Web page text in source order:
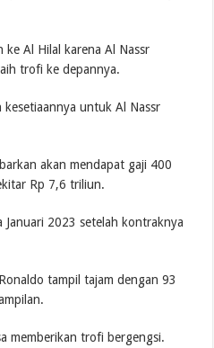
Al Hilal karena Al Nassr
trofi ke depannya.
untuk Al Nassr
akan mendapat gaji 400
Rp 7,6 triliun.
Januari 2023 setelah kontraknya
tampil tajam dengan 93
memberikan trofi bergengsi.